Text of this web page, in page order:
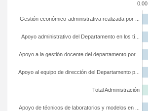
0.00
Apoyo de técnicos de laboratorios y modelos en ...
Total Administración
Apoyo al equipo de dirección del Departamento p...
Apoyo a la gestión docente del departamento por...
Apoyo administrativo del Departamento en los tí...
Gestión económico-administrativa realizada por ...